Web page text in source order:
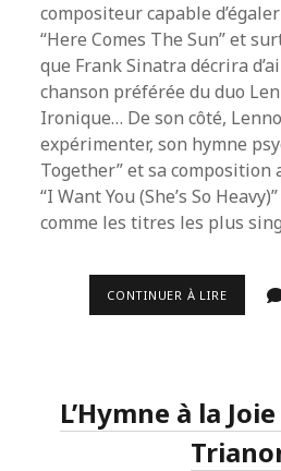
compositeur capable
“Here Comes The Sun” et
que Frank Sinatra décrira
chanson préférée du duo
Ironique… De son côté,
expérimenter, son hymne
Together” et sa composition
“I Want You (She’s So
comme les titres les plus
CONTINUER À LIREAND
TAKE…
L’Hymne à la